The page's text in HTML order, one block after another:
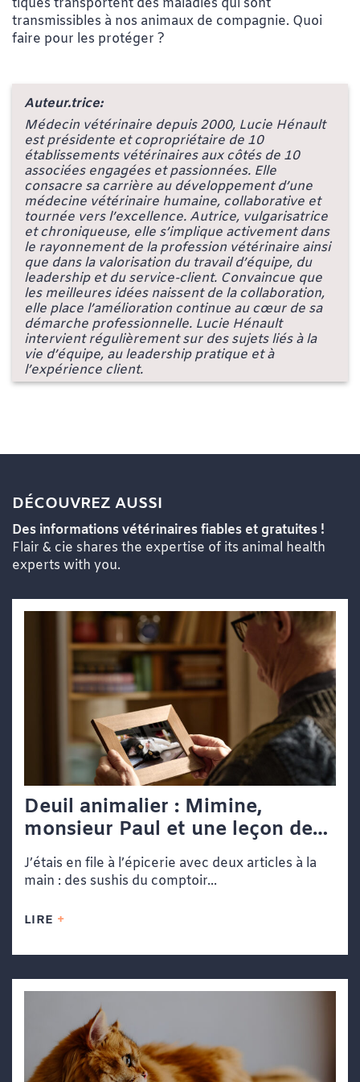
transmissibles à nos animaux de compagnie. Quoi
faire pour les protéger ?
Auteur.trice:
Médecin vétérinaire depuis 2000, Lucie Hénault
est présidente et copropriétaire de 10
établissements vétérinaires aux côtés de 10
associées engagées et passionnées. Elle
consacre sa carrière au développement d’une
médecine vétérinaire humaine, collaborative et
tournée vers l’excellence. Autrice, vulgarisatrice
et chroniqueuse, elle s’implique activement dans
le rayonnement de la profession vétérinaire ainsi
que dans la valorisation du travail d’équipe, du
leadership et du service-client. Convaincue que
les meilleures idées naissent de la collaboration,
elle place l’amélioration continue au cœur de sa
démarche professionnelle. Lucie Hénault
intervient régulièrement sur des sujets liés à la
vie d’équipe, au leadership pratique et à
l’expérience client.
DÉCOUVREZ AUSSI
Des informations vétérinaires fiables et gratuites !
Flair & cie shares the expertise of its animal health
experts with you.
Deuil animalier : Mimine,
monsieur Paul et une leçon de
vie dans une file d’attente
J’étais en file à l’épicerie avec deux articles à la
main : des sushis du comptoir...
LIRE